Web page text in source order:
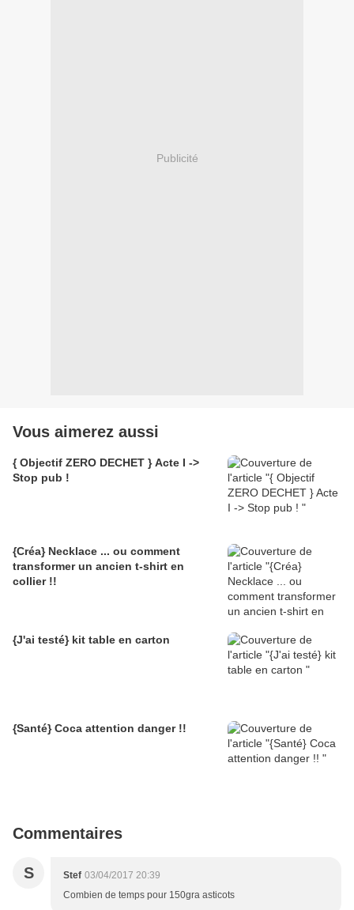
Publicité
Vous aimerez aussi
{ Objectif ZERO DECHET } Acte I ->
Stop pub !
{Créa} Necklace ... ou comment
transformer un ancien t-shirt en
collier !!
{J'ai testé} kit table en carton
{Santé} Coca attention danger !!
Commentaires
S Stef 03/04/2017 20:39
Combien de temps pour 150gra asticots